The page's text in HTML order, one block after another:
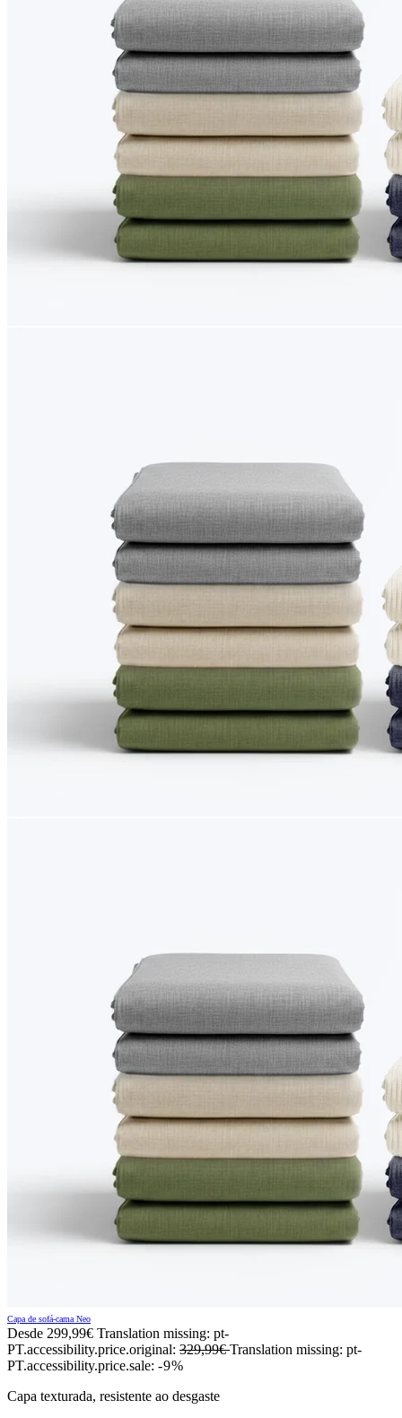
Capa de sofá-cama Neo
Desde 299,99€ Translation missing: pt-
PT.accessibility.price.original: 329,99€Translation missing: pt-
PT.accessibility.price.sale: -9%
Capa texturada, resistente ao desgaste